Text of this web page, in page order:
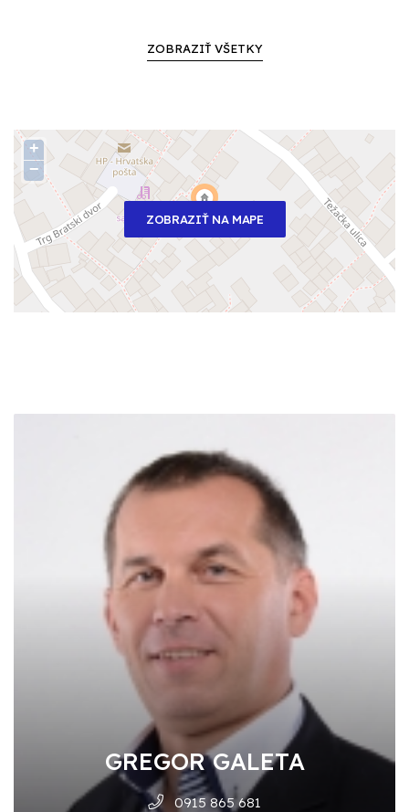
ZOBRAZIŤ VŠETKY
ZOBRAZIŤ NA MAPE
+
−
GREGOR GALETA
0915 865 681